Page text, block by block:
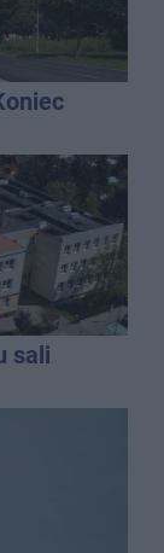
sali